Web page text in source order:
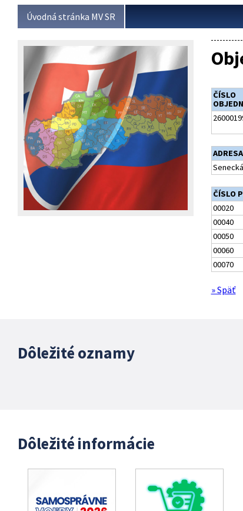
Úvodná stránka MV SR
ČÍSLO
ČÍSLO
00020
00040
00050
00060
00070
» Späť
Dôležité oznamy
Dôležité informácie